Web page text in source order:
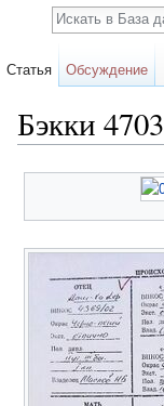
Бэкки 4703
Карточка
Статья Обсуждение
Поиск